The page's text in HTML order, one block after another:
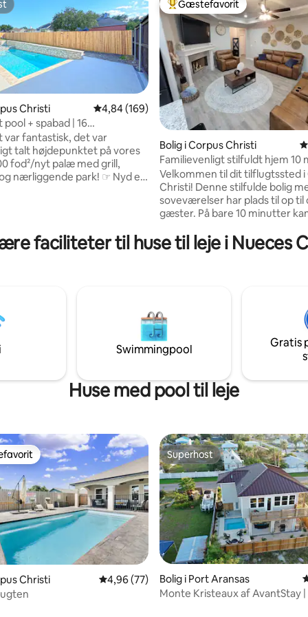
bedømmelse, 566 omtaler
Christi 4,84 ud af 5 i gennemsnitlig bedømmelse,
4,84 (169)
+ spabad | 16
| 5 soveværelser
fantastisk, det var
talt højdepunktet på vores
park! ☞ Nyd en
med
+ badekar ☞ →
shopping
Bedste gæstefavorit
Gæstefavorit
Bolig i Corpus Christi
Familievenligt stilfuldt hjem 10
til strande
Velkommen til dit tilflugtssted i
Christi! Denne stilfulde bolig
soveværelser har plads til op til
gæster. På bare 10 minutter
vil du nyde åbne opholdsrum
til at slappe af og slappe af.
for sol og sand, familietid eller
stille ferie, giver denne bolig
bedste af Corpus Christi i
faciliteter til huse til leje i Nueces
Swimmingpool
Gratis
Huse med pool til leje
Christi 4,96 ud af 5 i gennemsnitlig bedømmelse,
4,96 (77)
Superhost
Superhost
Bolig i Port Aransas
Monte Kristeaux af AvantStay